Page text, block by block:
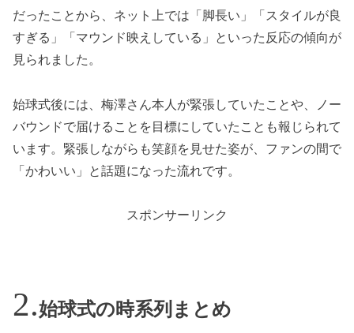
だったことから、ネット上では「脚長い」「スタイルが良
すぎる」「マウンド映えしている」といった反応の傾向が
見られました。
始球式後には、梅澤さん本人が緊張していたことや、ノー
バウンドで届けることを目標にしていたことも報じられて
います。緊張しながらも笑顔を見せた姿が、ファンの間で
「かわいい」と話題になった流れです。
スポンサーリンク
始球式の時系列まとめ